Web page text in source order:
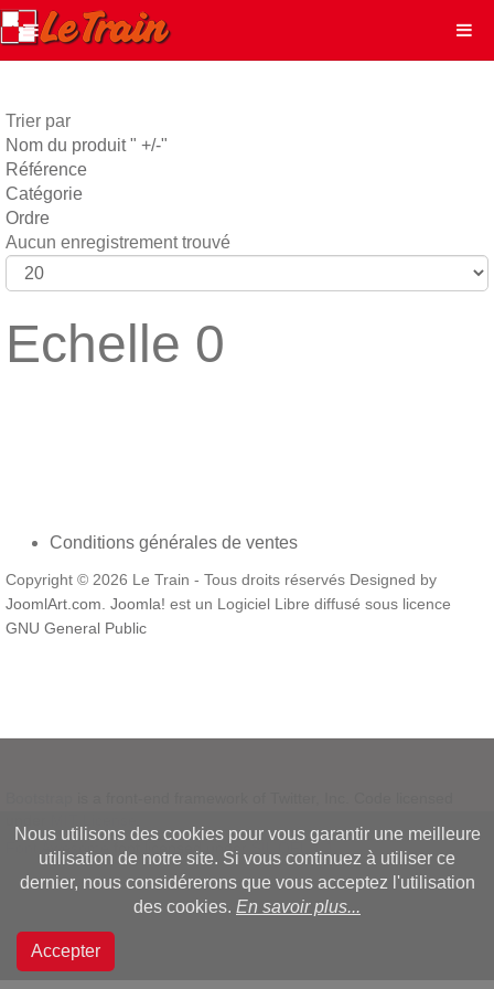
Trier par
Nom du produit " +/-"
Référence
Catégorie
Ordre
Aucun enregistrement trouvé
Echelle 0
Conditions générales de ventes
Copyright © 2026 Le Train - Tous droits réservés Designed by
JoomlArt.com. Joomla! est un Logiciel Libre diffusé sous licence
GNU General Public
Font Awesome
font licensed under SIL OFL 1.1
Nous utilisons des cookies pour vous garantir une meilleure
utilisation de notre site. Si vous continuez à utiliser ce
dernier, nous considérerons que vous acceptez l'utilisation
des cookies. En savoir plus...
Accepter